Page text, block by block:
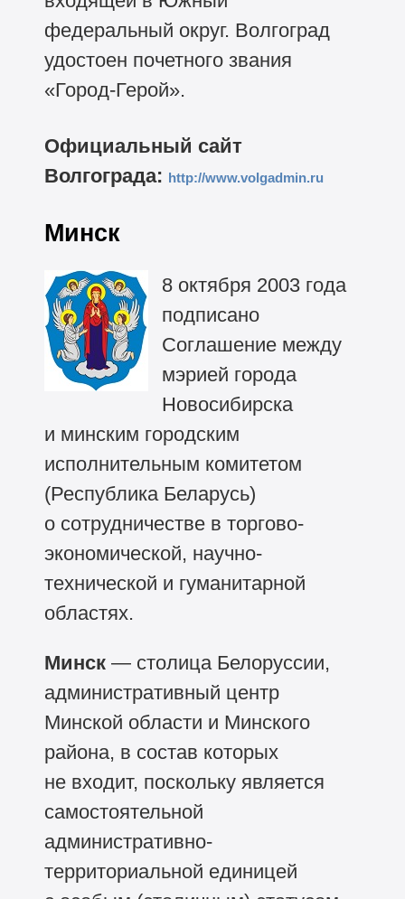
федеральный округ. Волгоград
удостоен почетного звания
«Город-Герой».
Официальный сайт
Волгограда: http://www.volgadmin.ru
Минск
8 октября 2003 года
подписано
Соглашение между
мэрией города
Новосибирска
и минским городским
исполнительным комитетом
(Республика Беларусь)
о сотрудничестве в торгово-
экономической, научно-
технической и гуманитарной
областях.
Минск— столица Белоруссии,
административный центр
Минской области и Минского
района, в состав которых
не входит, поскольку является
самостоятельной
административно-
территориальной единицей